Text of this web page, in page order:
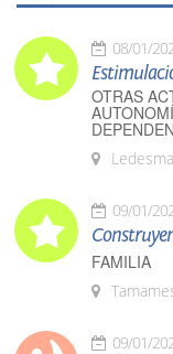
08/01/
OTRAS
Ledesma
09/01/
FAMILIA
09/01/